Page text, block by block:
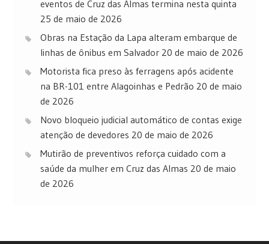
eventos de Cruz das Almas termina nesta quinta
25 de maio de 2026
Obras na Estação da Lapa alteram embarque de
linhas de ônibus em Salvador 20 de maio de 2026
Motorista fica preso às ferragens após acidente
na BR-101 entre Alagoinhas e Pedrão 20 de maio
de 2026
Novo bloqueio judicial automático de contas exige
atenção de devedores 20 de maio de 2026
Mutirão de preventivos reforça cuidado com a
saúde da mulher em Cruz das Almas 20 de maio
de 2026